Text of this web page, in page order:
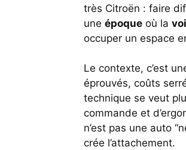
très Citroën : faire
une époque où la
occuper un espace
Le contexte, c’est
éprouvés, coûts
technique se veut
commande et
n’est pas une auto
crée l’attachement.